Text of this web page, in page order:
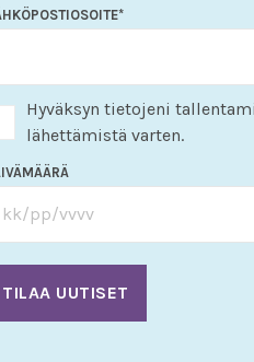
*
Hyväksyn tietojeni
lähettämistä varten.